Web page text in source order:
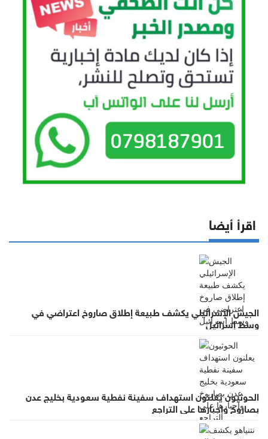
اقرأ أيضا
الجيش الإسرائيلي يكشف طبيعة إطلاق صاروخ اعتراضي في
وسط إسرائيل
الحوثيون يعلنون استهداف سفينة نفطية سعودية بخليج عدن
بصاروخ وإجبارها على التراجع